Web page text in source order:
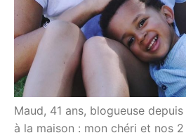
Maud, 41 ans, blogueuse
à la maison : mon chéri et nos